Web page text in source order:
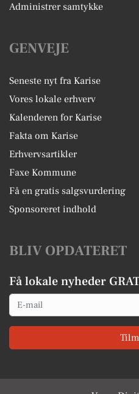
Administrer samtykke
GENVEJE
Seneste nyt fra Karise
Vores lokale erhverv
Kalenderen for Karise
Fakta om Karise
Erhvervsartikler
Faxe Kommune
Få en gratis salgsvurdering
Sponsoreret indhold
BLIV OPDATERET
Få lokale nyheder
Email